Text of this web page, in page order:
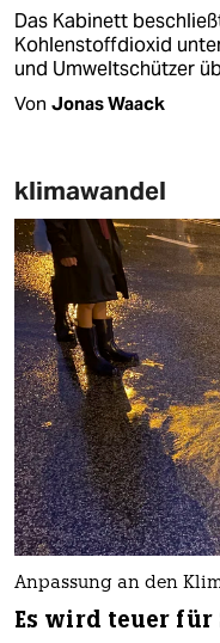
Das Kabinett
Kohlenstoffdioxid
und Umweltschützer
Von Jonas Waack
klimawandel
Anpassung an den
Es wird teuer